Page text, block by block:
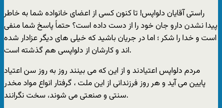
راستی آقایان دلواپس! تا کنون کسی از اعضای خانواده شما به خاطر
پیدا نشدن دارو جان خود را از دست داده است؟ حتماً پاسخ شما منفی
است و خدا را شکر ؛ اما در جریان باشید که خیلی های دیگر عزادار شده
اند و کارشان از دلواپسی هم گذشته است.
مردم دلواپس اعتیادند و از این که می بینند روز به روز سن اعتیاد
پایین می آید و هر روز فرزندانی از این ملت ، گرفتار انواع مواد مخدر
سنتی و صنعتی می شوند، سخت نگرانند.